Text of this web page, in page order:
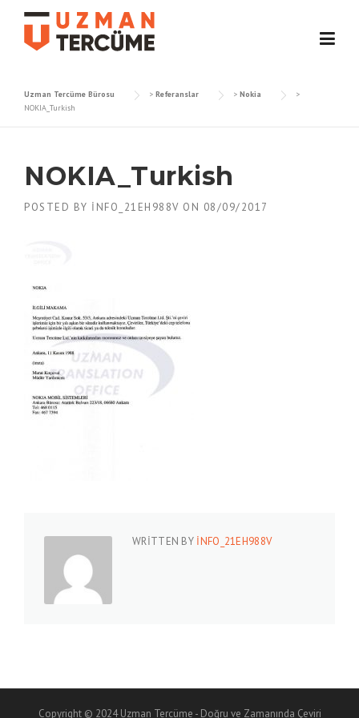
content
Uzman Tercüme Bürosu > Referanslar > Nokia
>
NOKIA_Turkish
NOKIA_Turkish
POSTED BY INFO_21EH988V ON 08/09/2017
WRITTEN BY INFO_21EH988V
Copyright © 2024 Uzman Tercüme - Doğru ve Zamanında Çeviri